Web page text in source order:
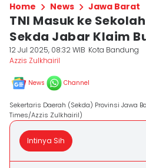
Home News Jawa Barat
TNI Masuk ke
Sekda Jabar Klaim
12 Jul 2025, 08:32 WIB Kota Bandung
Azzis Zulkhairil
News Channel
Sekertaris Daerah (Sekda) Provinsi Jawa
Times/Azzis Zulkhairil)
Intinya Sih